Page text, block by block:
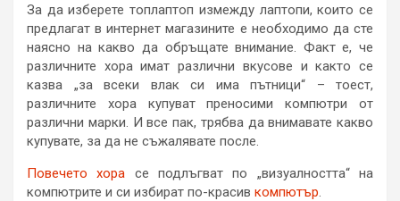
За да изберете топлаптоп измежду лаптопи, които се
предлагат в интернет магазините е необходимо да сте
наясно на какво да обръщате внимание. Факт е, че
различните хора имат различни вкусове и както се
казва „за всеки влак си има пътници“ – тоест,
различните хора купуват преносими компютри от
различни марки. И все пак, трябва да внимавате какво
купувате, за да не съжалявате после.
Повечето хора се подлъгват по „визуалността“ на
компютрите и си избират по-красив компютър.